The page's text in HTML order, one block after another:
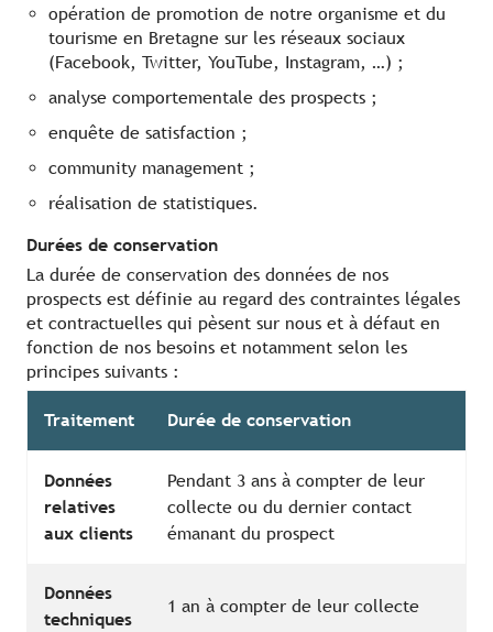
opération de promotion de notre organisme et du
tourisme en Bretagne sur les réseaux sociaux
(Facebook, Twitter, YouTube, Instagram, …) ;
analyse comportementale des prospects ;
enquête de satisfaction ;
community management ;
réalisation de statistiques.
Durées de conservation
La durée de conservation des données de nos
prospects est définie au regard des contraintes légales
et contractuelles qui pèsent sur nous et à défaut en
fonction de nos besoins et notamment selon les
principes suivants :
Traitement Durée de conservation
Données
relatives
aux clients
Pendant 3 ans à compter de leur
collecte ou du dernier contact
émanant du prospect
Données
techniques
1 an à compter de leur collecte